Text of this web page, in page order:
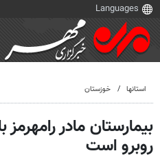
استانها خوزستان
بیمارستان مادر
روبرو است